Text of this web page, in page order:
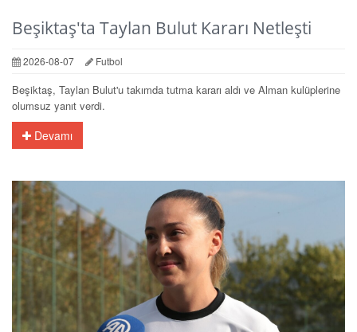
Beşiktaş'ta Taylan Bulut Kararı Netleşti
2026-08-07 Futbol
Beşiktaş, Taylan Bulut'u takımda tutma kararı aldı ve Alman kulüplerine
olumsuz yanıt verdi.
Devamı